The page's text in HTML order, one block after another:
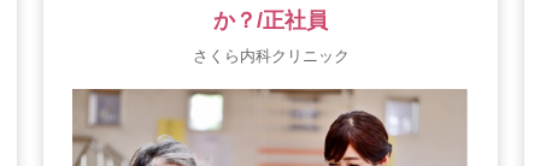
か？/正社員
さくら内科クリニック